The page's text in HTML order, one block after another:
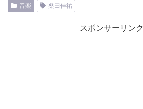
音楽 桑田佳祐
スポンサーリンク